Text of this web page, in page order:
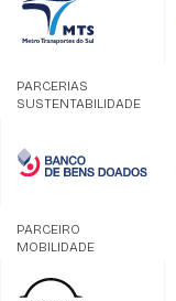
PARCERIAS
SUSTENTABILIDADE
PARCEIRO
MOBILIDADE